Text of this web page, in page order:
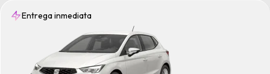
Entrega inmediata